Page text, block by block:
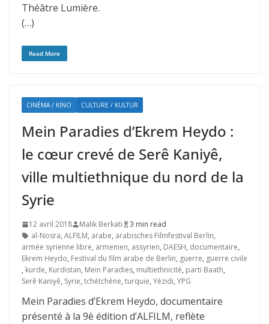
Théâtre Lumière.
(…)
Read More
CINÉMA / KINO CULTURE / KULTUR
Mein Paradies d’Ekrem Heydo :
le cœur crevé de Serê Kaniyê,
ville multiethnique du nord de la
Syrie
12 avril 2018 Malik Berkati
3 min read
al-Nosra, ALFILM, arabe, arabisches Filmfestival Berlin,
armée syrienne libre, armenien, assyrien, DAESH, documentaire,
Ekrem Heydo, Festival du film arabe de Berlin, guerre, guerre civile
, kurde, Kurdistan, Mein Paradies, multiethnicité, parti Baath,
Serê Kaniyê, Syrie, tchétchène, turquie, Yézidi, YPG
Mein Paradies d’Ekrem Heydo, documentaire
présenté à la 9è édition d’ALFILM, reflète